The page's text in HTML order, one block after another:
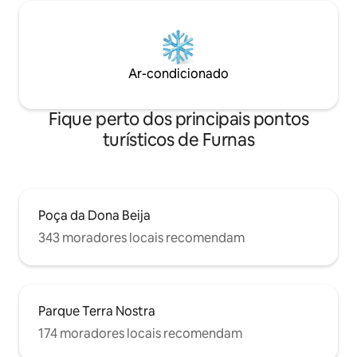
Ar-condicionado
Fique perto dos principais pontos
turísticos de Furnas
Poça da Dona Beija
343 moradores locais recomendam
Parque Terra Nostra
174 moradores locais recomendam